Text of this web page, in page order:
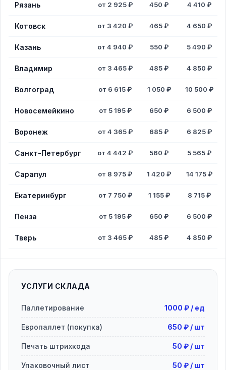
Рязань от 2 925 ₽ 450 ₽ 4 410 ₽
Котовск от 3 420 ₽ 465 ₽ 4 650 ₽
Казань от 4 940 ₽ 550 ₽ 5 490 ₽
Владимир от 3 465 ₽ 485 ₽ 4 850 ₽
Волгоград от 6 615 ₽ 1 050 ₽ 10 500 ₽
Новосемейкино от 5 195 ₽ 650 ₽ 6 500 ₽
Воронеж от 4 365 ₽ 685 ₽ 6 825 ₽
Санкт-Петербург от 4 442 ₽ 560 ₽ 5 565 ₽
Сарапул от 8 975 ₽ 1 420 ₽ 14 175 ₽
Екатеринбург от 7 750 ₽ 1 155 ₽ 8 715 ₽
Пенза от 5 195 ₽ 650 ₽ 6 500 ₽
Тверь от 3 465 ₽ 485 ₽ 4 850 ₽
УСЛУГИ СКЛАДА
Паллетирование 1000 ₽ / ед
Европаллет (покупка) 650 ₽ / шт
Печать штрихкода 50 ₽ / шт
Упаковочный лист 50 ₽ / шт